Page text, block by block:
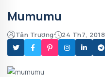
Mumumu
Tân Trương 24 Th7, 2018